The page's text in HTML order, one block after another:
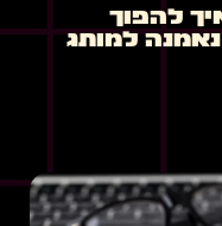
להפוך
נאמנה למותג